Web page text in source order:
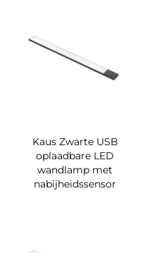
Kaus Zwarte USB
oplaadbare LED
wandlamp met
nabijheidssensor